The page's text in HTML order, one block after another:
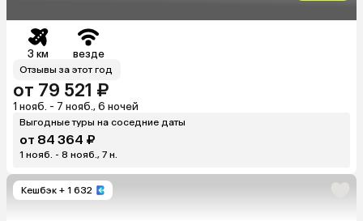
3 км везде
Отзывы за этот год
от 79 521 ₽
1 нояб. - 7 нояб., 6 ночей
Выгодные туры на соседние даты
от 84 364 ₽
1 нояб. - 8 нояб., 7 н.
Кешбэк + 1 632